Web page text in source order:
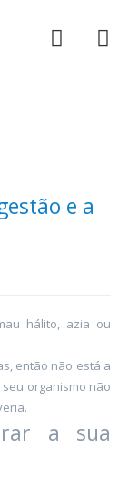
e a
hálito, azia ou
então não está a
organismo não
a sua